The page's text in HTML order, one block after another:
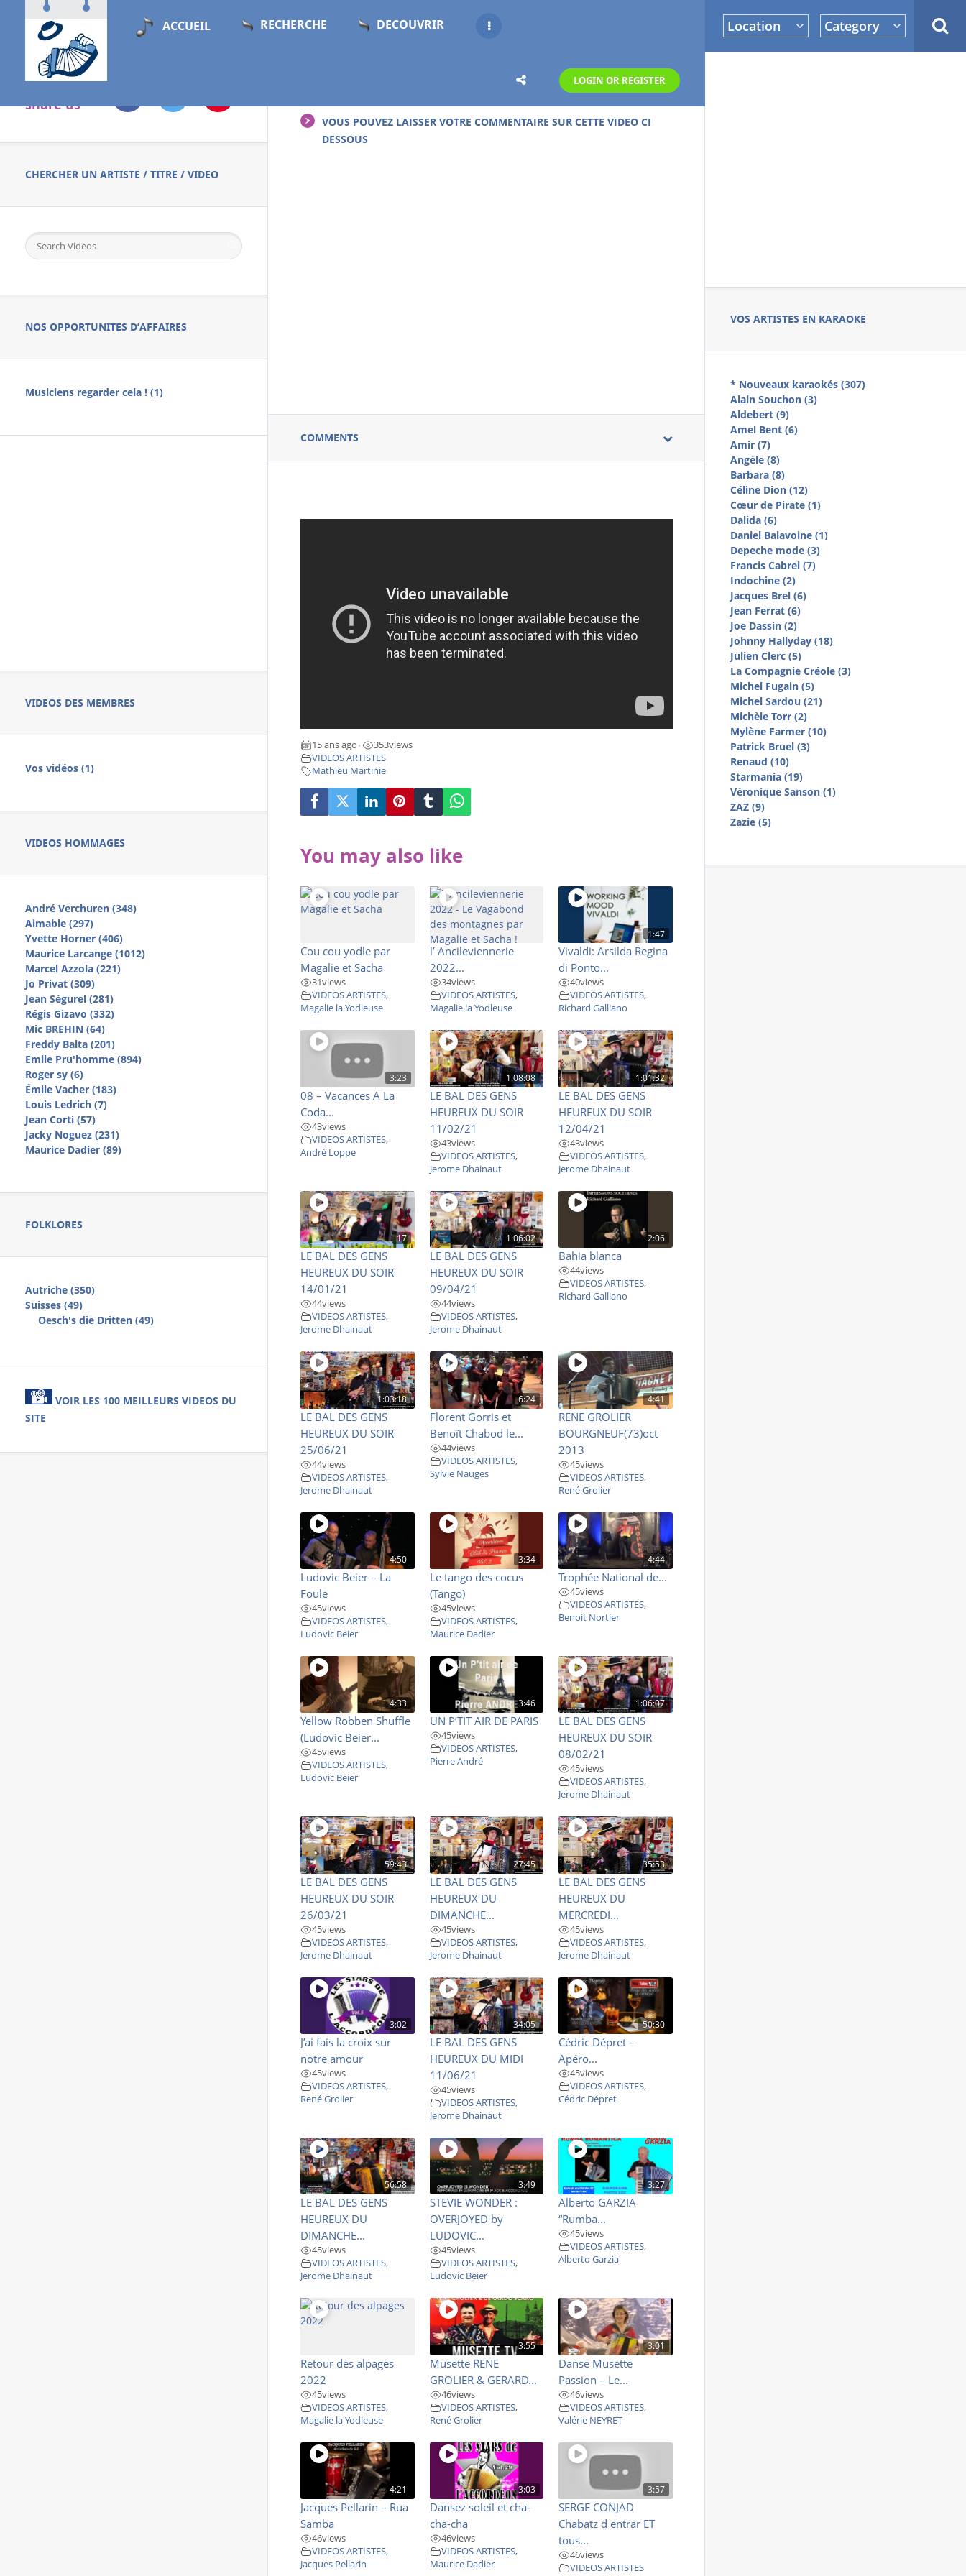
ACCUEIL RECHERCHE DECOUVRIR
LOGIN OR REGISTER
Location Category
VOS ARTISTES EN KARAOKE
* Nouveaux karaokés (307)
Alain Souchon (3)
Aldebert (9)
Amel Bent (6)
Amir (7)
Angèle (8)
Barbara (8)
Céline Dion (12)
Cœur de Pirate (1)
Dalida (6)
Daniel Balavoine (1)
Depeche mode (3)
Francis Cabrel (7)
Indochine (2)
Jacques Brel (6)
Jean Ferrat (6)
Joe Dassin (2)
Johnny Hallyday (18)
Julien Clerc (5)
La Compagnie Créole (3)
Michel Fugain (5)
Michel Sardou (21)
Michèle Torr (2)
Mylène Farmer (10)
Patrick Bruel (3)
Renaud (10)
Starmania (19)
Véronique Sanson (1)
ZAZ (9)
Zazie (5)
Follow &
share us
CHERCHER UN ARTISTE / TITRE / VIDEO
NOS OPPORTUNITES D’AFFAIRES
Musiciens regarder cela ! (1)
VIDEOS DES MEMBRES
Vos vidéos (1)
VIDEOS HOMMAGES
André Verchuren (348)
Aimable (297)
Yvette Horner (406)
Maurice Larcange (1012)
Marcel Azzola (221)
Jo Privat (309)
Jean Ségurel (281)
Régis Gizavo (332)
Mic BREHIN (64)
Freddy Balta (201)
Emile Pru'homme (894)
Roger sy (6)
Émile Vacher (183)
Louis Ledrich (7)
Jean Corti (57)
Jacky Noguez (231)
Maurice Dadier (89)
FOLKLORES
Autriche (350)
Suisses (49)
Oesch's die Dritten (49)
VOIR LES 100 MEILLEURS VIDEOS DU
SITE
PLUD DE 19 000 VIDEOS GRATUITES SUR CE SITE !
VOUS POUVEZ LAISSER VOTRE COMMENTAIRE SUR CETTE VIDEO CI
DESSOUS
COMMENTS
15 ans ago • 353views
VIDEOS ARTISTES
Mathieu Martinie
You may also like
Cou cou yodle par
Magalie et Sacha
31views
VIDEOS ARTISTES,
Magalie la Yodleuse
l’ Ancileviennerie
2022...
34views
VIDEOS ARTISTES,
Magalie la Yodleuse
1:47
Vivaldi: Arsilda Regina
di Ponto...
40views
VIDEOS ARTISTES,
Richard Galliano
3:23
08 – Vacances A La
Coda...
43views
VIDEOS ARTISTES,
André Loppe
1:08:08
LE BAL DES GENS
HEUREUX DU SOIR
11/02/21
43views
VIDEOS ARTISTES,
Jerome Dhainaut
1:01:32
LE BAL DES GENS
HEUREUX DU SOIR
12/04/21
43views
VIDEOS ARTISTES,
Jerome Dhainaut
17
LE BAL DES GENS
HEUREUX DU SOIR
14/01/21
44views
VIDEOS ARTISTES,
Jerome Dhainaut
1:06:02
LE BAL DES GENS
HEUREUX DU SOIR
09/04/21
44views
VIDEOS ARTISTES,
Jerome Dhainaut
2:06
Bahia blanca
44views
VIDEOS ARTISTES,
Richard Galliano
1:03:18
LE BAL DES GENS
HEUREUX DU SOIR
25/06/21
44views
VIDEOS ARTISTES,
Jerome Dhainaut
6:24
Florent Gorris et
Benoît Chabod le...
44views
VIDEOS ARTISTES,
Sylvie Nauges
4:41
RENE GROLIER
BOURGNEUF(73)oct
2013
45views
VIDEOS ARTISTES,
René Grolier
4:50
Ludovic Beier – La
Foule
45views
VIDEOS ARTISTES,
Ludovic Beier
3:34
Le tango des cocus
(Tango)
45views
VIDEOS ARTISTES,
Maurice Dadier
4:44
Trophée National de...
45views
VIDEOS ARTISTES,
Benoit Nortier
4:33
Yellow Robben Shuffle
(Ludovic Beier...
45views
VIDEOS ARTISTES,
Ludovic Beier
3:46
UN P’TIT AIR DE PARIS
45views
VIDEOS ARTISTES,
Pierre André
1:06:07
LE BAL DES GENS
HEUREUX DU SOIR
08/02/21
45views
VIDEOS ARTISTES,
Jerome Dhainaut
59:43
LE BAL DES GENS
HEUREUX DU SOIR
26/03/21
45views
VIDEOS ARTISTES,
Jerome Dhainaut
27:45
LE BAL DES GENS
HEUREUX DU
DIMANCHE...
45views
VIDEOS ARTISTES,
Jerome Dhainaut
35:53
LE BAL DES GENS
HEUREUX DU
MERCREDI...
45views
VIDEOS ARTISTES,
Jerome Dhainaut
3:02
J’ai fais la croix sur
notre amour
45views
VIDEOS ARTISTES,
René Grolier
34:05
LE BAL DES GENS
HEUREUX DU MIDI
11/06/21
45views
VIDEOS ARTISTES,
Jerome Dhainaut
50:30
Cédric Dépret –
Apéro...
45views
VIDEOS ARTISTES,
Cédric Dépret
56:58
LE BAL DES GENS
HEUREUX DU
DIMANCHE...
45views
VIDEOS ARTISTES,
Jerome Dhainaut
3:49
STEVIE WONDER :
OVERJOYED by
LUDOVIC...
45views
VIDEOS ARTISTES,
Ludovic Beier
3:27
Alberto GARZIA
“Rumba...
45views
VIDEOS ARTISTES,
Alberto Garzia
Retour des alpages
2022
45views
VIDEOS ARTISTES,
Magalie la Yodleuse
3:55
Musette RENE
GROLIER & GERARD...
46views
VIDEOS ARTISTES,
René Grolier
3:01
Danse Musette
Passion – Le...
46views
VIDEOS ARTISTES,
Valérie NEYRET
4:21
Jacques Pellarin – Rua
Samba
46views
VIDEOS ARTISTES,
Jacques Pellarin
3:03
Dansez soleil et cha-
cha-cha
46views
VIDEOS ARTISTES,
Maurice Dadier
3:57
SERGE CONJAD
Chabatz d entrar ET
tous...
46views
VIDEOS ARTISTES